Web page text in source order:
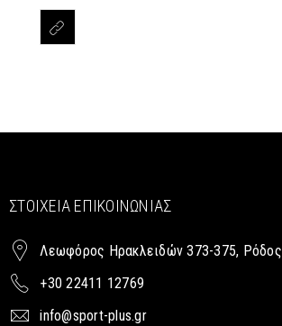
ΣΤΟΙΧΕΊΑ ΕΠΙΚΟΙΝΩΝΊΑΣ
Λεωφόρος Ηρακλειδών 373-375, Ρόδος
+30 22411 12769
info@sport-plus.gr